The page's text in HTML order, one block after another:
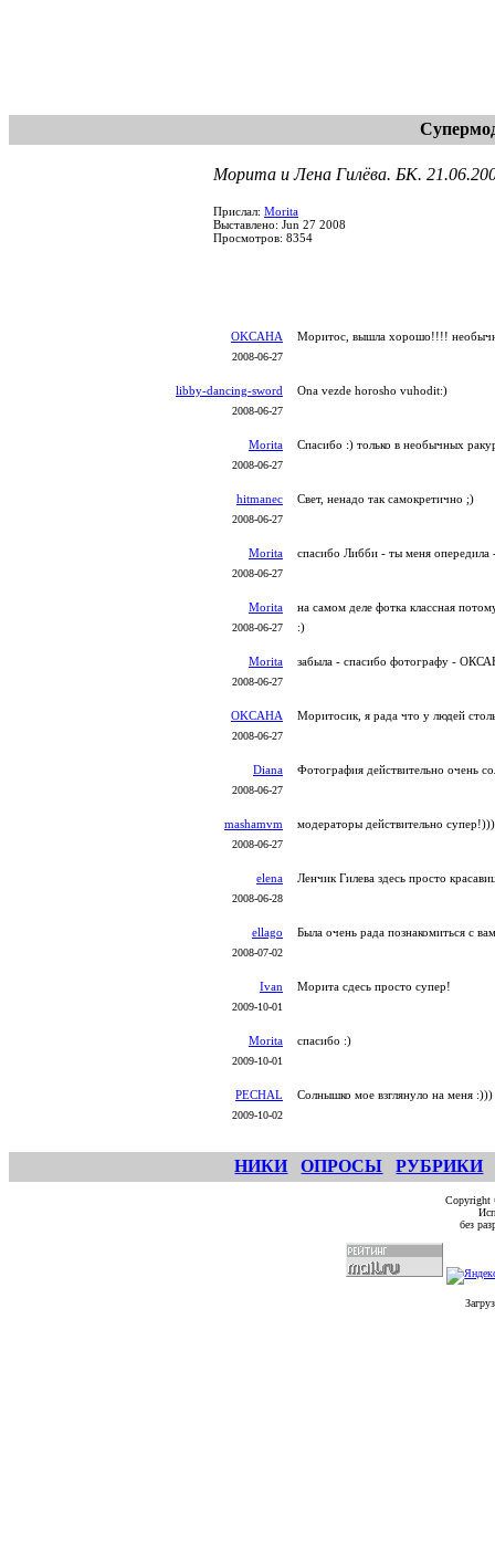
Морита и Лена Гилёва. БК.
Прислал: Morita
Выставлено: Jun 27 2008
Просмотров: 8354
OKCAHA
2008-06-27
Моритос, вышла хорошо!!!!
libby-dancing-sword
2008-06-27
Ona vezde horosho vuhodit:)
Morita
2008-06-27
Спасибо :) только в необычных
hitmanec
2008-06-27
Свет, ненадо так самокретично ;)
Morita
2008-06-27
спасибо Либби - ты меня опередила
Morita
2008-06-27
на самом деле фотка классная
:)
Morita
2008-06-27
забыла - спасибо фотографу -
OKCAHA
2008-06-27
Моритосик, я рада что у людей
Diana
2008-06-27
Фотография действительно очень
mashamvm
2008-06-27
модераторы действительно супер!)))
elena
2008-06-28
Ленчик Гилева здесь просто
ellago
2008-07-02
Была очень рада познакомиться с
Ivan
2009-10-01
Морита сдесь просто супер!
Morita
2009-10-01
спасибо :)
PECHAL
2009-10-02
Солнышко мое взглянуло на меня :)))
НИКИ ОПРОСЫ РУБРИКИ
без